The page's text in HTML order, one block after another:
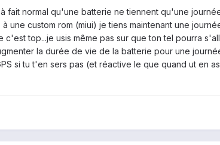
fait normal qu'une batterie ne tiennent qu'une
à une custom rom (miui) je tiens maintenant une
top...je usis même pas sur que ton tel pourra
la durée de vie de la batterie pour une
si tu t'en sers pas (et réactive le que quand ut en